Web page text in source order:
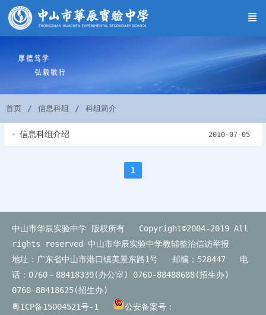
首页 信息科组 科组简介
信息科组介绍 2010-07-05
1
中山市华辰实验中学 版权所有 Copyright©2004-2019 All
rights reserved 中山市华辰实验中学教辅整治信访举报
地址：广东省中山市港口镇美景东路1号 邮编：528447 电
话：0760－88418339(办公室) 0760-88488688(招生办)
0760-88418625(招生办)
粤ICP备15004521号-1
公安备案号：